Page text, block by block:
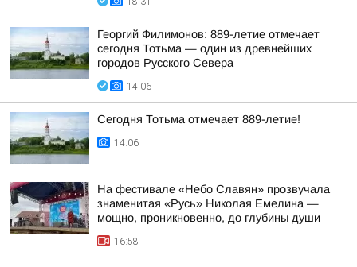
Георгий Филимонов: 889-летие отмечает
сегодня Тотьма — один из древнейших
городов Русского Севера
14:06
Сегодня Тотьма отмечает 889-летие!
14:06
На фестивале «Небо Славян» прозвучала
знаменитая «Русь» Николая Емелина —
мощно, проникновенно, до глубины души
16:58